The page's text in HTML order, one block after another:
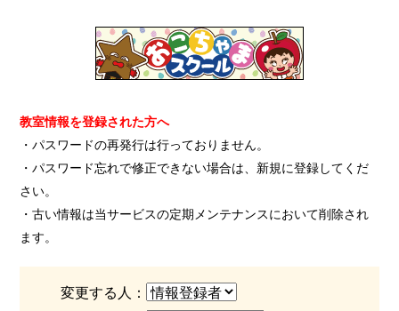
教室情報を登録された方へ
・パスワードの再発行は行っておりません。
・パスワード忘れで修正できない場合は、新規に登録してくだ
さい。
・古い情報は当サービスの定期メンテナンスにおいて削除され
ます。
変更する人：